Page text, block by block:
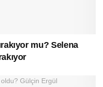
mu? Selena